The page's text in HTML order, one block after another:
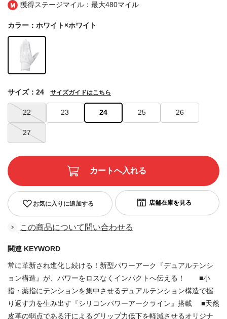
獲得ステージマイル：最大480マイル
カラー：ホワイト×ホワイト
22 23 24 25 26
27
サイズ：24 サイズガイドはこちら
お気に入りに追加する
この商品について問い合わせる
関連 KEYWORD
常に革新され進化し続ける！新型パワーアーク『デュアルテンシ
ョン構造』が、パワーをロスなくインパクトへ伝える！ ■小
指・薬指にテンションを集中させるデュアルテンション構造で握
り返す力を生み出す『シリコンパワーアークライン』搭載 ■天然
皮革の弱点である汗によるグリップ力低下を軽減させるオリジナ